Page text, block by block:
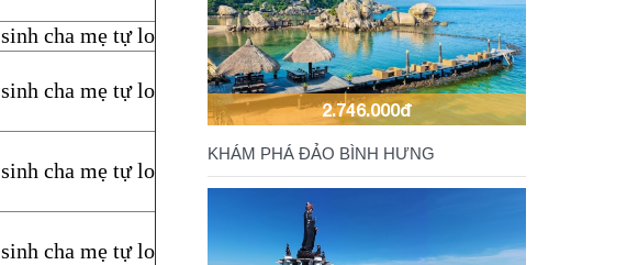
cha mẹ tự lo
cha mẹ tự lo
cha mẹ tự lo
cha mẹ tự lo
2.746.000đ
KHÁM PHÁ ĐẢO BÌNH HƯNG